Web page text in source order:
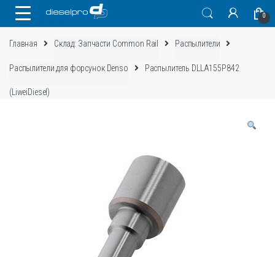
0
Главная Склад: Запчасти Common Rail Распылители
Распылители для форсунок Denso Распылитель DLLA155P842
(LiweiDiesel)